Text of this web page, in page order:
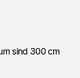
sind 300 cm